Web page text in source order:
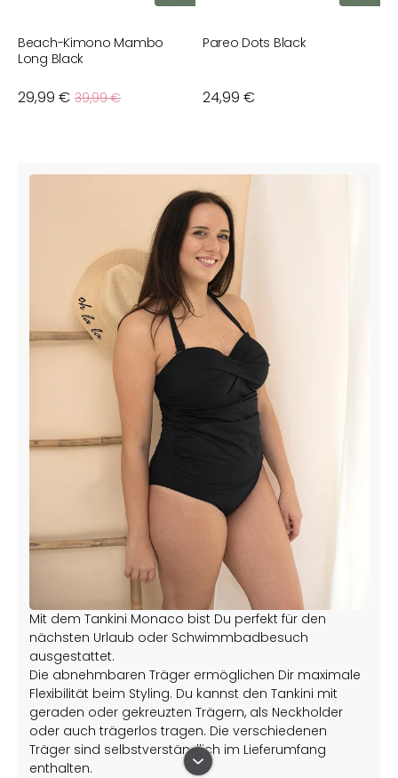
Beach-Kimono Mambo
Long Black
Normaler
39,99 €Verkaufspreis
29,99 €
Pareo Dots Black
Normaler
24,99 €
Mit dem Tankini Monaco bist Du perfekt für den
nächsten Urlaub oder Schwimmbadbesuch
ausgestattet.
Die abnehmbaren Träger ermöglichen Dir maximale
Flexibilität beim Styling. Du kannst den Tankini mit
geraden oder gekreuzten Trägern, als Neckholder
oder auch trägerlos tragen. Die verschiedenen
Träger sind selbstverständlich im Lieferumfang
enthalten.